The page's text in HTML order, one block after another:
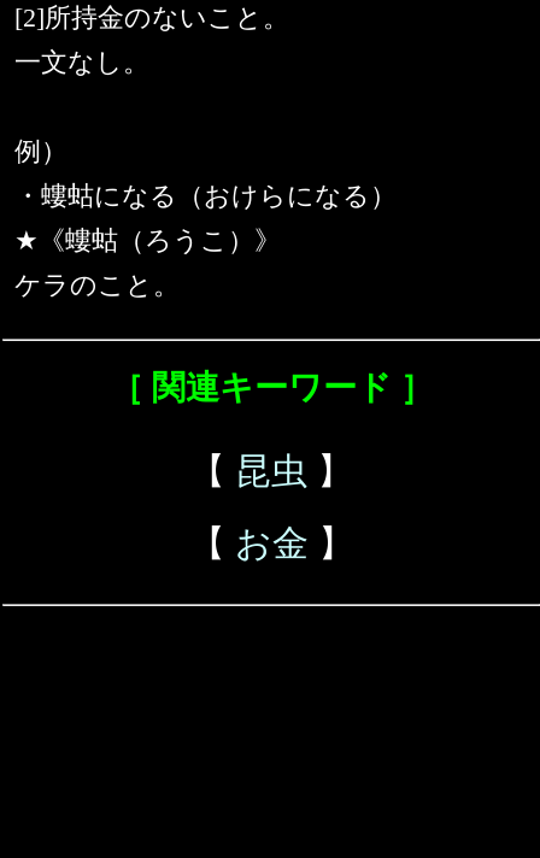
[2]所持金のないこと。
一文なし。
例）
・螻蛄になる（おけらになる）
★《螻蛄（ろうこ）》
ケラのこと。
［ 関連キーワード ］
【 昆虫 】
【 お金 】